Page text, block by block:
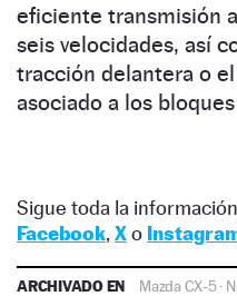
eficiente transmisión
seis velocidades, así
tracción delantera o el
asociado a los
Sigue toda la
Facebook, Xo
ARCHIVADO EN Mazda CX-5·